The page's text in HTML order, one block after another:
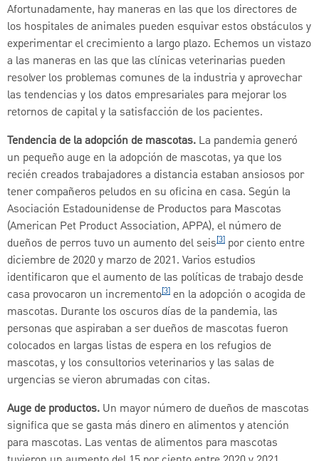
Afortunadamente, hay maneras en las que los directores de
los hospitales de animales pueden esquivar estos obstáculos y
experimentar el crecimiento a largo plazo. Echemos un vistazo
a las maneras en las que las clínicas veterinarias pueden
resolver los problemas comunes de la industria y aprovechar
las tendencias y los datos empresariales para mejorar los
retornos de capital y la satisfacción de los pacientes.
Tendencia de la adopción de mascotas. La pandemia generó
un pequeño auge en la adopción de mascotas, ya que los
recién creados trabajadores a distancia estaban ansiosos por
tener compañeros peludos en su oficina en casa. Según la
Asociación Estadounidense de Productos para Mascotas
(American Pet Product Association, APPA), el número de
dueños de perros tuvo un aumento del seis[3] por ciento entre
diciembre de 2020 y marzo de 2021. Varios estudios
identificaron que el aumento de las políticas de trabajo desde
casa provocaron un incremento[3] en la adopción o acogida de
mascotas. Durante los oscuros días de la pandemia, las
personas que aspiraban a ser dueños de mascotas fueron
colocados en largas listas de espera en los refugios de
mascotas, y los consultorios veterinarios y las salas de
urgencias se vieron abrumadas con citas.
Auge de productos. Un mayor número de dueños de mascotas
significa que se gasta más dinero en alimentos y atención
para mascotas. Las ventas de alimentos para mascotas